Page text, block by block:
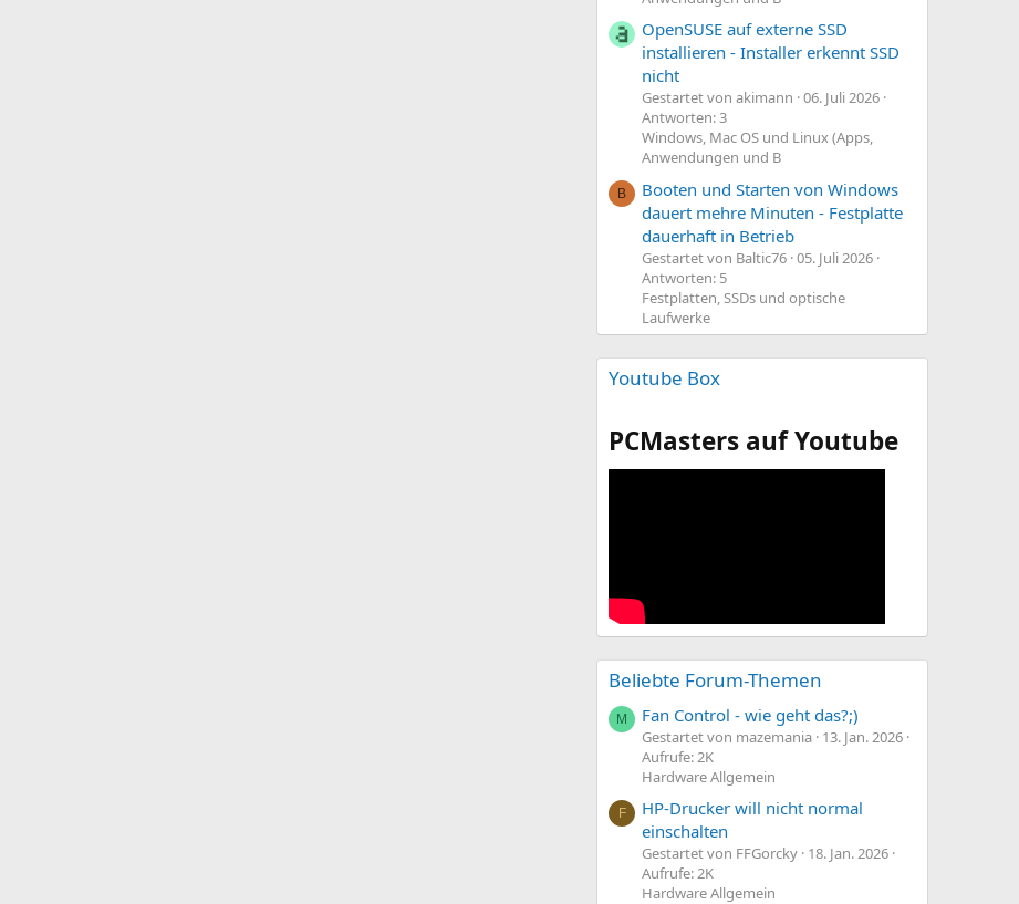
OpenSUSE auf externe SSD
installieren - Installer erkennt SSD
nicht
Gestartet von akimann 06. Juli 2026
Antworten: 3
Windows, Mac OS und Linux (Apps,
Anwendungen und B
B
Booten und Starten von Windows
dauert mehre Minuten - Festplatte
dauerhaft in Betrieb
Gestartet von Baltic76 05. Juli 2026
Antworten: 5
Festplatten, SSDs und optische
Laufwerke
Youtube Box
PCMasters auf Youtube
Beliebte Forum-Themen
M Fan Control - wie geht das?;)
Gestartet von mazemania 13. Jan. 2026
Aufrufe: 2K
Hardware Allgemein
F
HP-Drucker will nicht normal
einschalten
Gestartet von FFGorcky 18. Jan. 2026
Aufrufe: 2K
Hardware Allgemein